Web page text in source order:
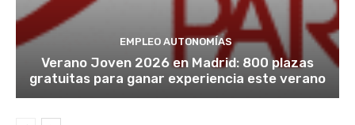
EMPLEO AUTONOMÍAS
Verano Joven 2026 en Madrid: 800 plazas
gratuitas para ganar experiencia este verano